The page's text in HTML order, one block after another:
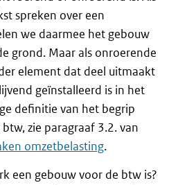
spreken over een
we daarmee het gebouw
grond. Maar als onroerende
element dat deel uitmaakt
geïnstalleerd is in het
definitie van het begrip
zie paragraaf 3.2. van
omzetbelasting.
een gebouw voor de btw is?